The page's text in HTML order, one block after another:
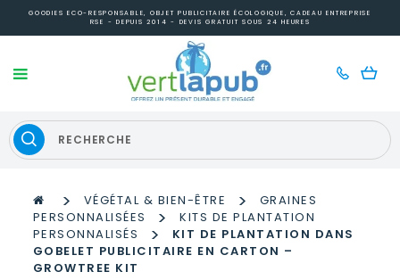
GOODIES ECO-RESPONSABLE, OBJET PUBLICITAIRE ÉCOLOGIQUE, CADEAU ENTREPRISE
RSE - DEPUIS 2014 - DEVIS GRATUIT SOUS 24 HEURES
> VÉGÉTAL & BIEN-ÊTRE >
GRAINES
PERSONNALISÉES
>
KITS DE PLANTATION
PERSONNALISÉS
>
KIT DE PLANTATION DANS
GOBELET PUBLICITAIRE EN CARTON –
GROWTREE KIT